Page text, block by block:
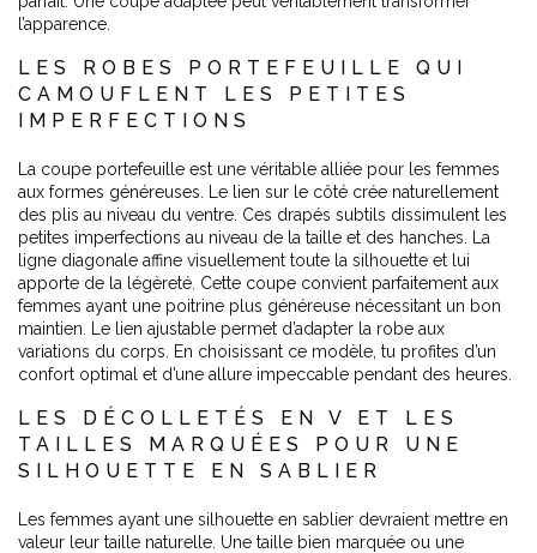
l’apparence.
LES ROBES PORTEFEUILLE QUI
CAMOUFLENT LES PETITES
IMPERFECTIONS
La coupe portefeuille est une véritable alliée pour les femmes
aux formes généreuses. Le lien sur le côté crée naturellement
des plis au niveau du ventre. Ces drapés subtils dissimulent les
petites imperfections au niveau de la taille et des hanches. La
ligne diagonale affine visuellement toute la silhouette et lui
apporte de la légèreté. Cette coupe convient parfaitement aux
femmes ayant une poitrine plus généreuse nécessitant un bon
maintien. Le lien ajustable permet d’adapter la robe aux
variations du corps. En choisissant ce modèle, tu profites d’un
confort optimal et d’une allure impeccable pendant des heures.
LES DÉCOLLETÉS EN V ET LES
TAILLES MARQUÉES POUR UNE
SILHOUETTE EN SABLIER
Les femmes ayant une silhouette en sablier devraient mettre en
valeur leur taille naturelle. Une taille bien marquée ou une